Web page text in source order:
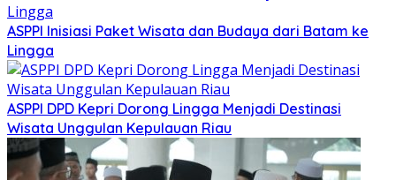
ASPPI Inisiasi Paket Wisata dan Budaya dari Batam ke
Lingga
ASPPI DPD Kepri Dorong Lingga Menjadi Destinasi
Wisata Unggulan Kepulauan Riau